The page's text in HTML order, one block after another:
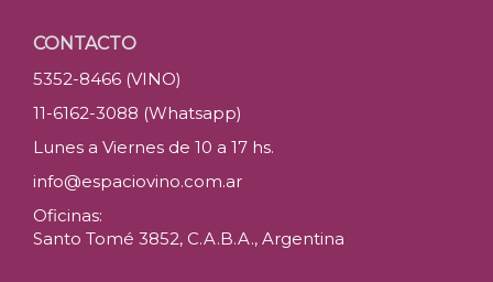
CONTACTO
5352-8466 (VINO)
11-6162-3088 (Whatsapp)
Lunes a Viernes de 10 a 17 hs.
info@espaciovino.com.ar
Oficinas:
Santo Tomé 3852, C.A.B.A., Argentina